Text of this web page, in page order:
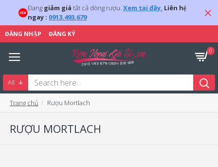
Đang giảm giá tất cả dòng rượu. Xem tại đây. Liên hệ
ngay : 0913.493.679
ĐĂNG NHẬP ĐĂNG KÝ
0
All
Trang chủ Rượu Mortlach
RƯỢU MORTLACH